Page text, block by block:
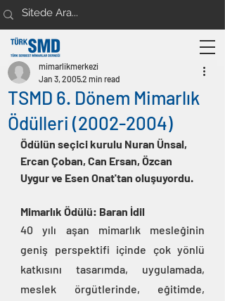
TSMD 6. Dönem Mimarlık
Ödülleri (2002-2004)
mimarlikmerkezi
Jan 3, 20052 min read
Ödülün seçici kurulu Nuran Ünsal,
Ercan Çoban, Can Ersan, Özcan
Uygur ve Esen Onat'tan oluşuyordu.
Mimarlık Ödülü: Baran İdil
40 yılı aşan mimarlık mesleğinin
geniş perspektifi içinde çok yönlü
katkısını tasarımda, uygulamada,
meslek örgütlerinde, eğitimde,